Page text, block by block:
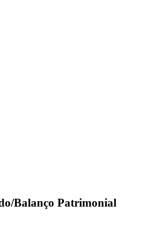
Balanço Patrimonial